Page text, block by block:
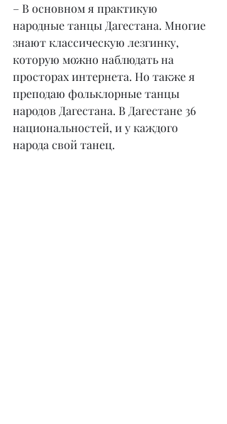
– В основном я практикую
народные танцы Дагестана. Многие
знают классическую лезгинку,
которую можно наблюдать на
просторах интернета. Но также я
преподаю фольклорные танцы
народов Дагестана. В Дагестане 36
национальностей, и у каждого
народа свой танец.